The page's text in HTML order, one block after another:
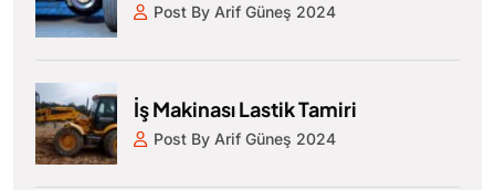
Post By Arif Güneş 2024
İş Makinası Lastik Tamiri
Post By Arif Güneş 2024